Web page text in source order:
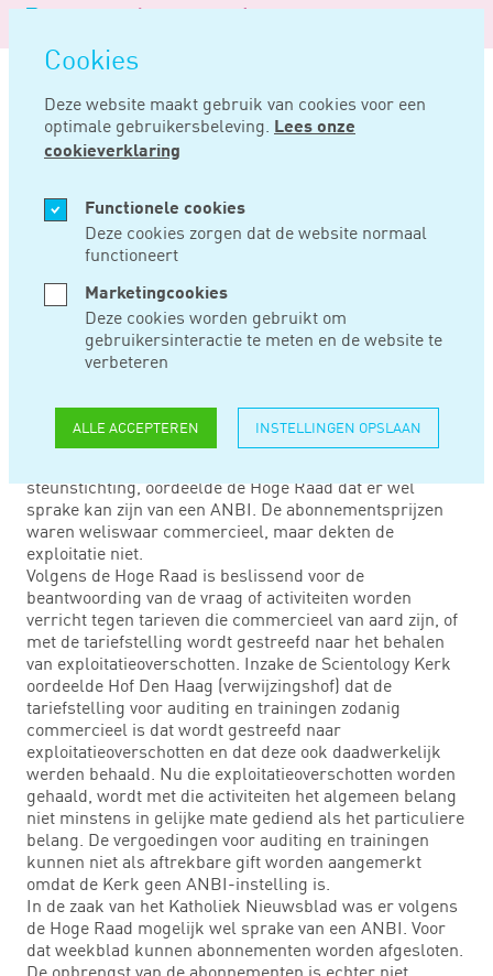
overslaan
Cookies
Deze website maakt gebruik van cookies voor een
optimale gebruikersbeleving. Lees onze
cookieverklaring
Functionele cookies
Deze cookies zorgen dat de website normaal
functioneert
Marketingcookies
Deze cookies worden gebruikt om
gebruikersinteractie te meten en de website te
verbeteren
ALLE ACCEPTEREN INSTELLINGEN OPSLAAN
Logo
Noord
Negentig
Home Nieuws Anbi of niet?
DEC 02, 2016
ANBI OF NIET?
De Hoge Raad heeft geoordeeld dat de Scientology Kerk
aard, dat gesteld kon worden dat gestreefd werd naar
het behalen van exploitatieoverschotten. In een andere
steunstichting, oordeelde de Hoge Raad dat er wel
sprake kan zijn van een ANBI. De abonnementsprijzen
waren weliswaar commercieel, maar dekten de
exploitatie niet.
Volgens de Hoge Raad is beslissend voor de
beantwoording van de vraag of activiteiten worden
verricht tegen tarieven die commercieel van aard zijn, of
met de tariefstelling wordt gestreefd naar het behalen
van exploitatieoverschotten. Inzake de Scientology Kerk
oordeelde Hof Den Haag (verwijzingshof) dat de
tariefstelling voor auditing en trainingen zodanig
commercieel is dat wordt gestreefd naar
exploitatieoverschotten en dat deze ook daadwerkelijk
werden behaald. Nu die exploitatieoverschotten worden
gehaald, wordt met die activiteiten het algemeen belang
niet minstens in gelijke mate gediend als het particuliere
belang. De vergoedingen voor auditing en trainingen
kunnen niet als aftrekbare gift worden aangemerkt
omdat de Kerk geen ANBI-instelling is.
In de zaak van het Katholiek Nieuwsblad was er volgens
de Hoge Raad mogelijk wel sprake van een ANBI. Voor
dat weekblad kunnen abonnementen worden afgesloten.
De opbrengst van de abonnementen is echter niet